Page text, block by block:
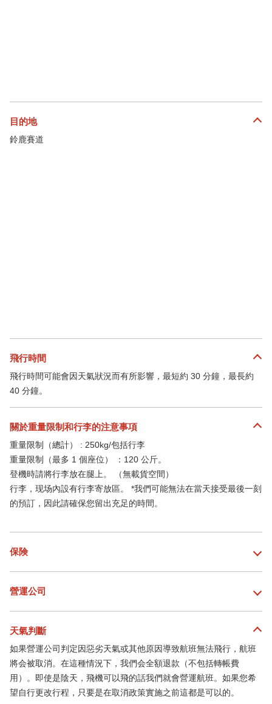
目的地
鈴鹿賽道
飛行時間
飛行時間可能會因天氣狀況而有所影響，最短約 30 分鐘，最長約
40 分鐘。
關於重量限制和行李的注意事項
重量限制（總計） : 250kg/包括行李
重量限制（最多 1 個座位） ：120 公斤。
登機時請將行李放在腿上。 （無載貨空間）
行李，现场內設有行李寄放區。 *我們可能無法在當天接受最後一刻
的預訂，因此請確保您留出充足的時間。
保険
營運公司
天氣判斷
如果營運公司判定因惡劣天氣或其他原因導致航班無法飛行，航班
將会被取消。在這種情況下，我們会全額退款（不包括轉帳費
用）。即使是陰天，飛機可以飛的話我們就會營運航班。如果您希
望自行更改行程，只要是在取消政策實施之前這都是可以的。